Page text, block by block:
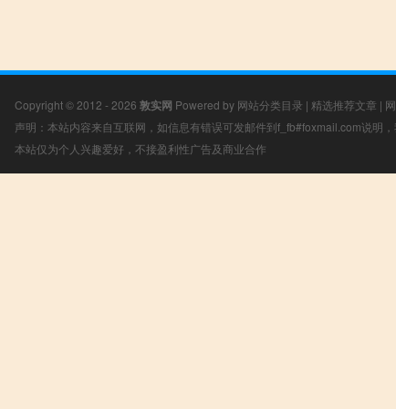
Copyright © 2012 - 2026 敦实网 Powered by 网站分类目录 | 精选推荐文章 |
声明：本站内容来自互联网，如信息有错误可发邮件到f_fb#foxmail.com说明
本站仅为个人兴趣爱好，不接盈利性广告及商业合作